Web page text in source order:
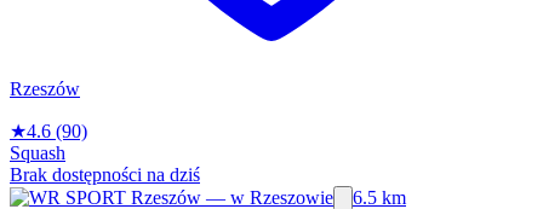
Rzeszów
★4.6 (90)
Squash
Brak dostępności na dziś
6.5 km